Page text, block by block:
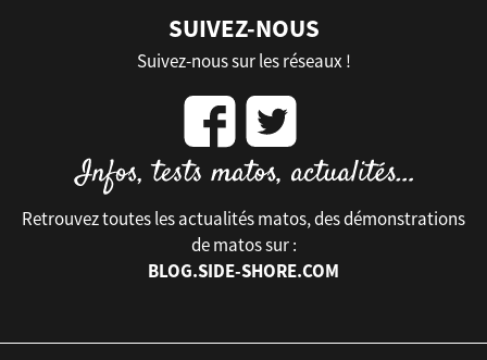
SUIVEZ-NOUS
Suivez-nous sur les réseaux !
Retrouvez toutes les actualités matos, des démonstrations
de matos sur :
BLOG.SIDE-SHORE.COM